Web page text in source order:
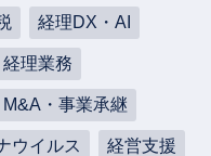
経理DX・AI
経理業務
M&A・事業承継
ウイルス 経営支援